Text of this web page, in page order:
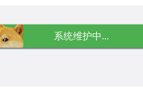
系统维护中...